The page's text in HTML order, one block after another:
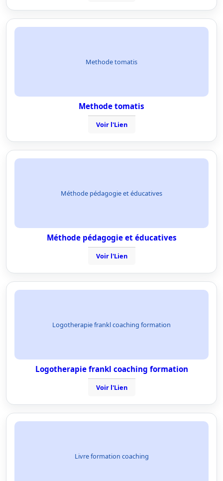
Methode tomatis
Methode tomatis
Voir l'Lien
Méthode pédagogie et éducatives
Méthode pédagogie et éducatives
Voir l'Lien
Logotherapie frankl coaching formation
Logotherapie frankl coaching formation
Voir l'Lien
Livre formation coaching